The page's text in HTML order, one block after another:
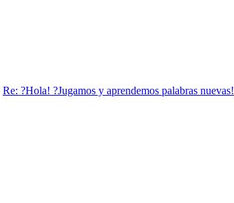
Re: ?Hola! ?Jugamos y aprendemos palabras nuevas!